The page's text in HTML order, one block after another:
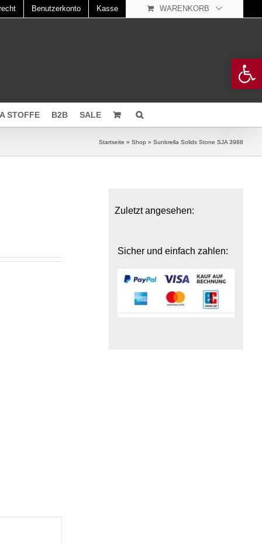
Benutzerkonto Kasse WARENKORB
STOFFE B2B SALE
Startseite » Shop » Sunbrella Solids Stone SJA 3988
Zuletzt angesehen:
Sicher und einfach zahlen: